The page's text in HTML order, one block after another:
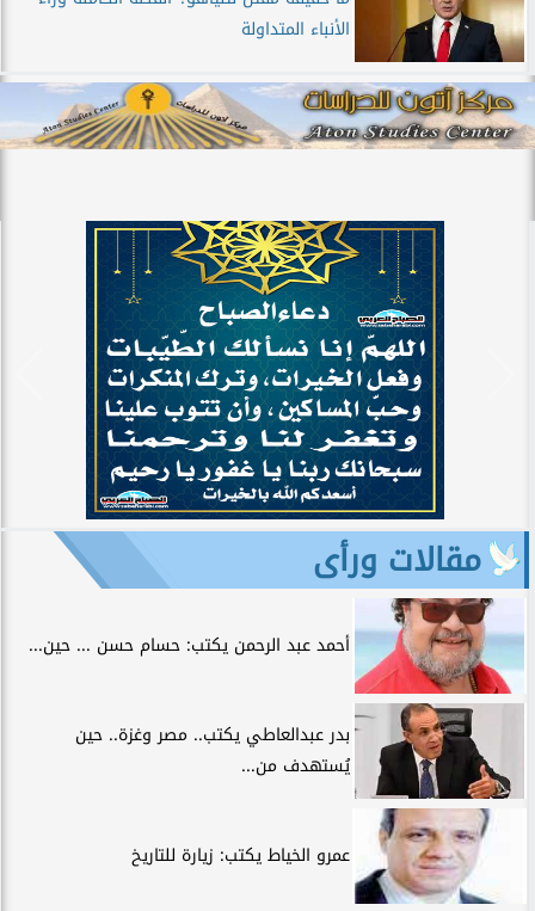
الأنباء المتداولة
مقالات ورأى
أحمد عبد الرحمن يكتب: حسام حسن ... حين...
بدر عبدالعاطي يكتب.. مصر وغزة.. حين
يُستهدف من...
عمرو الخياط يكتب: زيارة للتاريخ